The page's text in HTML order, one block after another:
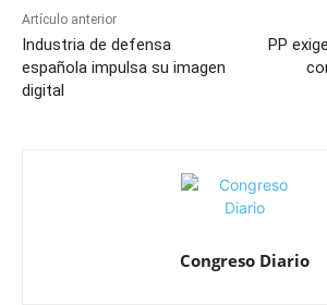
Artículo anterior
Industria de defensa
española impulsa su imagen
digital
PP
Congreso Diario